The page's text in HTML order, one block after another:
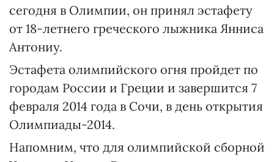
сегодня в Олимпии, он принял эстафету
от 18-летнего греческого лыжника Янниса
Антониу.
Эстафета олимпийского огня пройдет по
городам России и Греции и завершится 7
февраля 2014 года в Сочи, в день открытия
Олимпиады-2014.
Напомним, что для олимпийской сборной